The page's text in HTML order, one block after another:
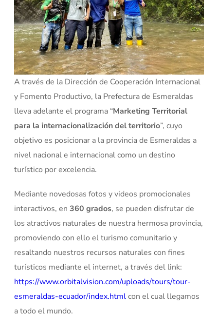
A través de la Dirección de Cooperación Internacional
y Fomento Productivo, la Prefectura de Esmeraldas
lleva adelante el programa “Marketing Territorial
para la internacionalización del territorio”, cuyo
objetivo es posicionar a la provincia de Esmeraldas a
nivel nacional e internacional como un destino
turístico por excelencia.
Mediante novedosas fotos y videos promocionales
interactivos, en360 grados, se pueden disfrutar de
los atractivos naturales de nuestra hermosa provincia,
promoviendo con ello el turismo comunitario y
resaltando nuestros recursos naturales con fines
turísticos mediante el internet, a través del link:
https://www.orbitalvision.com/uploads/tours/tour-
esmeraldas-ecuador/index.htmlcon el cual llegamos
a todo el mundo.